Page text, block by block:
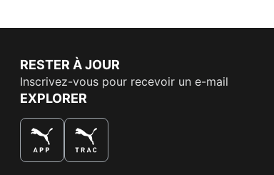
RESTER À JOUR
Inscrivez-vous pour recevoir un e-mail
EXPLORER